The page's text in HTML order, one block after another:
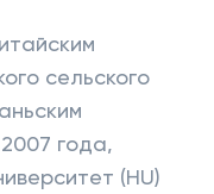
сельского
года,
(HU)